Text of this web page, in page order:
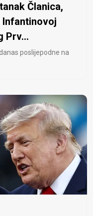
Članica,
Infantinovoj
Prv...
poslijepodne na